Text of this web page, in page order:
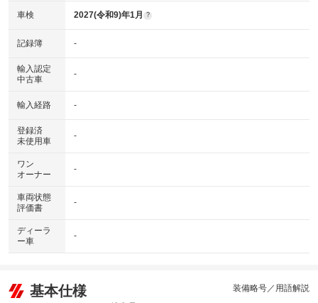
車検 2027(令和9)年1月 ?
記録簿 -
輸入認定
中古車
-
輸入経路 -
登録済
未使用車
-
ワン
オーナー
-
車両状態
評価書
-
ディーラ
ー車
-
基本仕様 装備略号／用語解説